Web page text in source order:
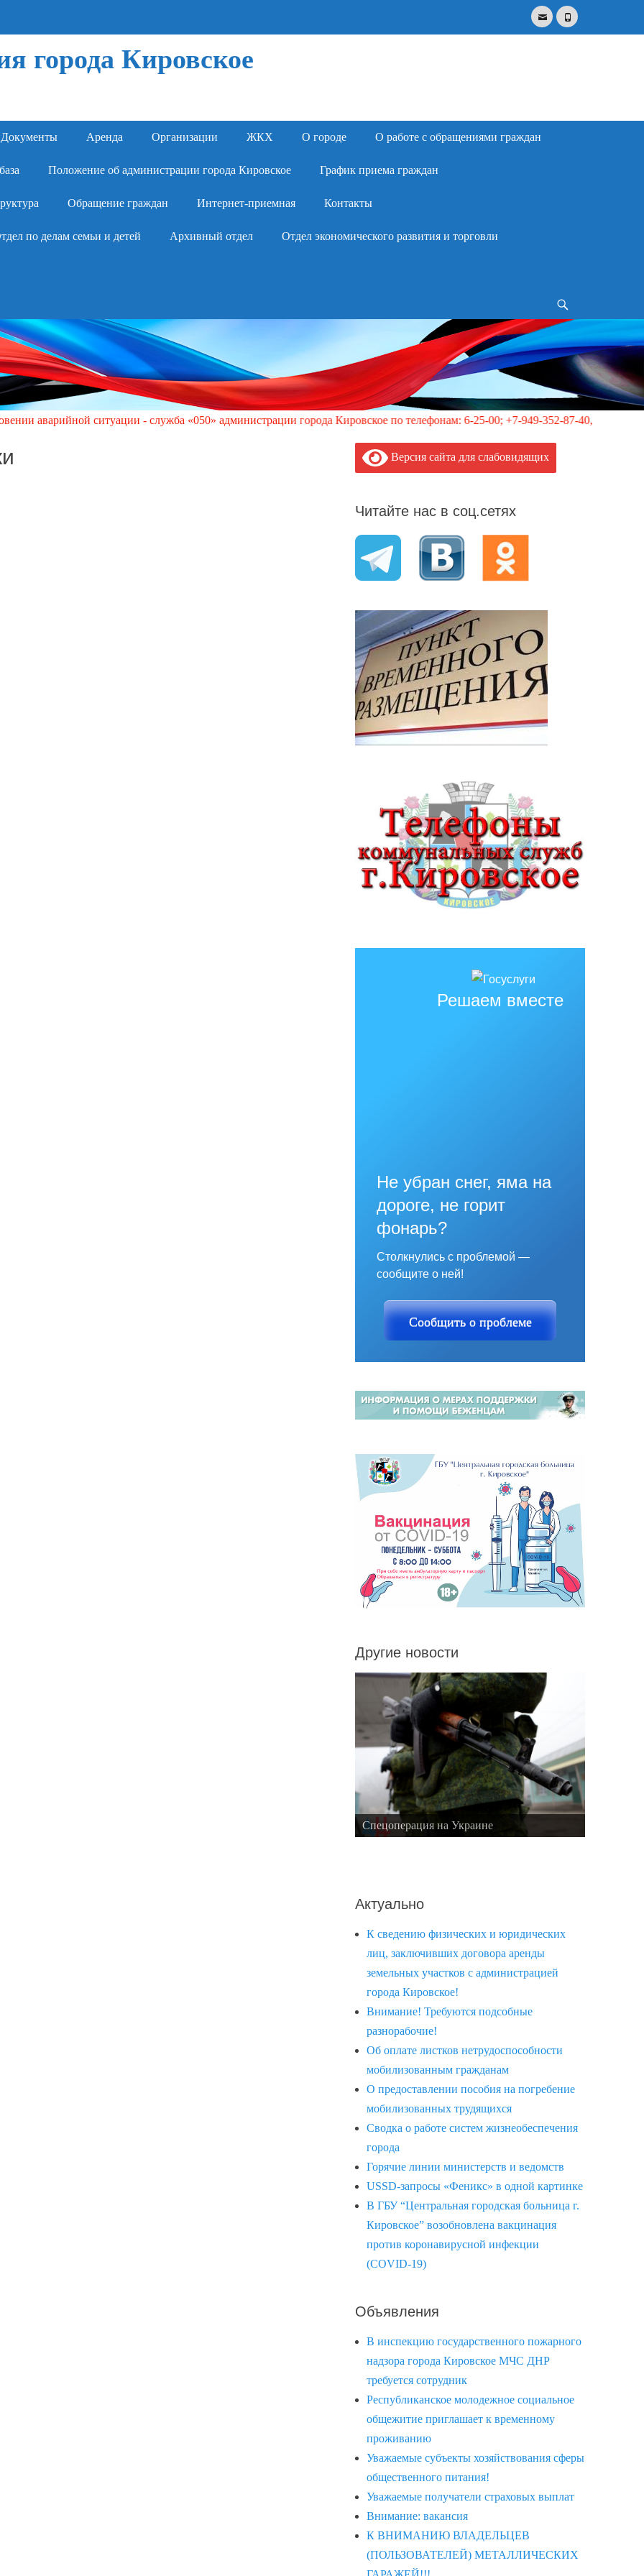
EmailPhone
города Кировское
Документы Аренда Организации ЖКХ О городе О работе с обращениями граждан
Положение об администрации города Кировское График приема граждан
Обращение граждан Интернет-приемная Контакты
по делам семьи и детей Архивный отдел Отдел экономического развития и торговли
ситуации - служба «050» администрации города Кировское по телефонам: 6-25-00; +7-949-352-87-40, 113
Версия сайта для слабовидящих
Читайте нас в соц.сетях
Решаем вместе
Не убран снег, яма на
дороге, не горит
фонарь?
Столкнулись с проблемой —
сообщите о ней!
Сообщить о проблеме
Другие новости
Спецоперация на Украине
Актуально
К сведению физических и юридических
лиц, заключивших договора аренды
земельных участков с администрацией
города Кировское!
Внимание! Требуются подсобные
разнорабочие!
Об оплате листков нетрудоспособности
мобилизованным гражданам
О предоставлении пособия на погребение
мобилизованных трудящихся
Сводка о работе систем жизнеобеспечения
города
Горячие линии министерств и ведомств
USSD-запросы «Феникс» в одной картинке
В ГБУ “Центральная городская больница г.
Кировское” возобновлена вакцинация
против коронавирусной инфекции
(COVID-19)
Объявления
В инспекцию государственного пожарного
надзора города Кировское МЧС ДНР
требуется сотрудник
Республиканское молодежное социальное
общежитие приглашает к временному
проживанию
Уважаемые субъекты хозяйствования сферы
общественного питания!
Уважаемые получатели страховых выплат
Внимание: вакансия
К ВНИМАНИЮ ВЛАДЕЛЬЦЕВ
(ПОЛЬЗОВАТЕЛЕЙ) МЕТАЛЛИЧЕСКИХ